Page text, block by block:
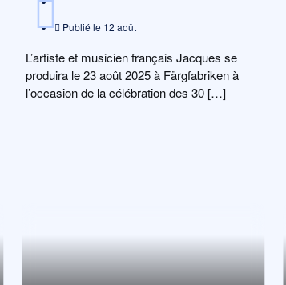
Publié le 12 août
L’artiste et musicien français Jacques se
produira le 23 août 2025 à Färgfabriken à
l’occasion de la célébration des 30 […]